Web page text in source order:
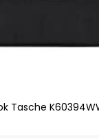
Tasche